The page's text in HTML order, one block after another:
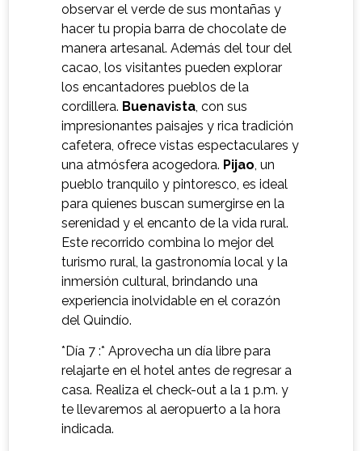
observar el verde de sus montañas y
hacer tu propia barra de chocolate de
manera artesanal. Además del tour del
cacao, los visitantes pueden explorar
los encantadores pueblos de la
cordillera. Buenavista , con sus
impresionantes paisajes y rica tradición
cafetera, ofrece vistas espectaculares y
una atmósfera acogedora. Pijao , un
pueblo tranquilo y pintoresco, es ideal
para quienes buscan sumergirse en la
serenidad y el encanto de la vida rural.
Este recorrido combina lo mejor del
turismo rural, la gastronomía local y la
inmersión cultural, brindando una
experiencia inolvidable en el corazón
del Quindío.
*Día 7 :* Aprovecha un día libre para
relajarte en el hotel antes de regresar a
casa. Realiza el check-out a la 1 p.m. y
te llevaremos al aeropuerto a la hora
indicada.